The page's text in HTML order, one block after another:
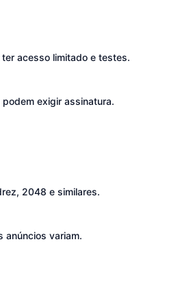
acesso limitado e testes.
exigir assinatura.
2048 e similares.
anúncios variam.